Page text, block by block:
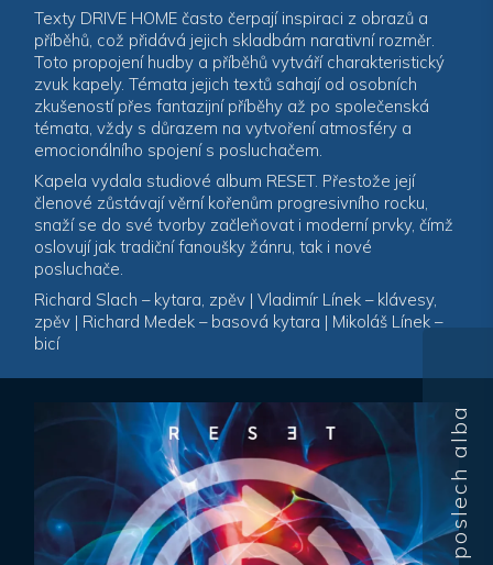
Texty DRIVE HOME často čerpají inspiraci z obrazů a
příběhů, což přidává jejich skladbám narativní rozměr.
Toto propojení hudby a příběhů vytváří charakteristický
zvuk kapely. Témata jejich textů sahají od osobních
zkušeností přes fantazijní příběhy až po společenská
témata, vždy s důrazem na vytvoření atmosféry a
emocionálního spojení s posluchačem.
Kapela vydala studiové album RESET. Přestože její
členové zůstávají věrní kořenům progresivního rocku,
snaží se do své tvorby začleňovat i moderní prvky, čímž
oslovují jak tradiční fanoušky žánru, tak i nové
posluchače.
Richard Slach – kytara, zpěv | Vladimír Línek – klávesy,
zpěv | Richard Medek – basová kytara | Mikoláš Línek –
bicí
poslech alba